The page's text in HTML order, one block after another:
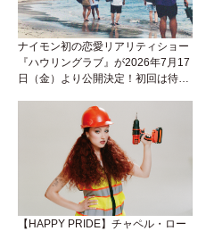
ナイモン初の恋愛リアリティショー
『ハウリングラブ』が2026年7月17
日（金）より公開決定！初回は待望
【HAPPY PRIDE】チャペル・ロー